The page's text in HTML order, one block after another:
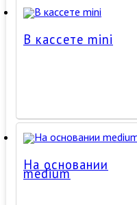
В кассете mini
На основании
medium